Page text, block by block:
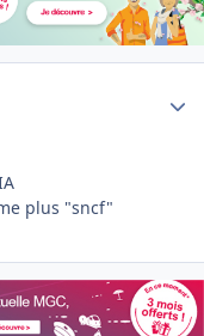
plus "sncf"